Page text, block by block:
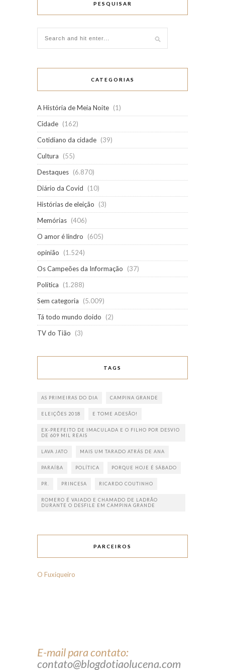
PESQUISAR
CATEGORIAS
A História de Meia Noite (1)
Cidade (162)
Cotidiano da cidade (39)
Cultura
(55)
Destaques (6.870)
Diário da Covid
(10)
Histórias de eleição
(3)
Memórias (406)
O amor é lindro
(605)
opinião
(1.524)
Os Campeões da Informação
(37)
Política
(1.288)
Sem categoria
(5.009)
Tá todo mundo doido
(2)
TV do Tião
(3)
TAGS
AS PRIMEIRAS DO DIA CAMPINA GRANDE
ELEIÇÕES 2018 E TOME ADESÃO!
EX-PREFEITO DE IMACULADA E O FILHO POR DESVIO
DE 609 MIL REAIS
LAVA JATO MAIS UM TARADO ATRÁS DE ANA
PARAÍBA POLÍTICA PORQUE HOJE É SÁBADO
PR. PRINCESA RICARDO COUTINHO
ROMERO É VAIADO E CHAMADO DE LADRÃO
DURANTE O DESFILE EM CAMPINA GRANDE
PARCEIROS
O Fuxiqueiro
E-mail para contato:
contato@blogdotiaolucena.com